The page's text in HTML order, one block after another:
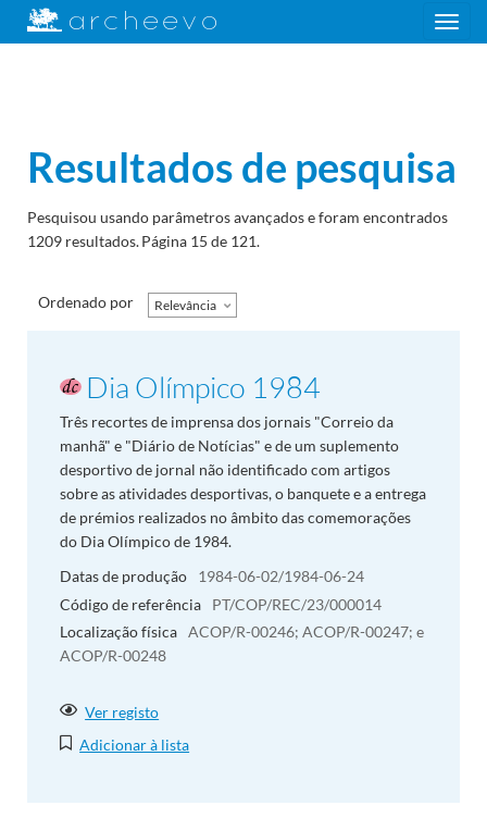
Toggle
navigation
Resultados de pesquisa
Pesquisou usando parâmetros avançados e foram encontrados
1209 resultados.Página 15 de 121.
Ordenado por Relevância
Dia Olímpico 1984
Três recortes de imprensa dos jornais "Correio da
manhã" e "Diário de Notícias" e de um suplemento
desportivo de jornal não identificado com artigos
sobre as atividades desportivas, o banquete e a entrega
de prémios realizados no âmbito das comemorações
do Dia Olímpico de 1984.
Datas de produção
1984-06-02/1984-06-24
Código de referência
PT/COP/REC/23/000014
Localização física ACOP/R-00246; ACOP/R-00247; e
ACOP/R-00248
Ver registo
Adicionar à lista